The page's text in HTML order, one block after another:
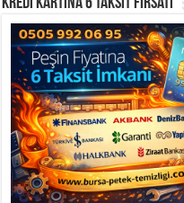
Kredi Kartına 6 Taksit Fırsatı